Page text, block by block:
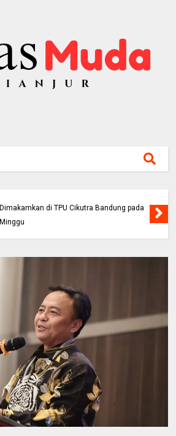
Dimakamkan di TPU Cikutra Bandung pada
Minggu